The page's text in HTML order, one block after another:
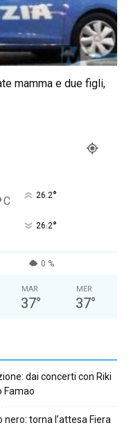
mamma e due figli,
C 26.2°
26.2°
0 %
MAR
37°
MER
37°
dai concerti con Riki
Famao
torna l’attesa Fiera